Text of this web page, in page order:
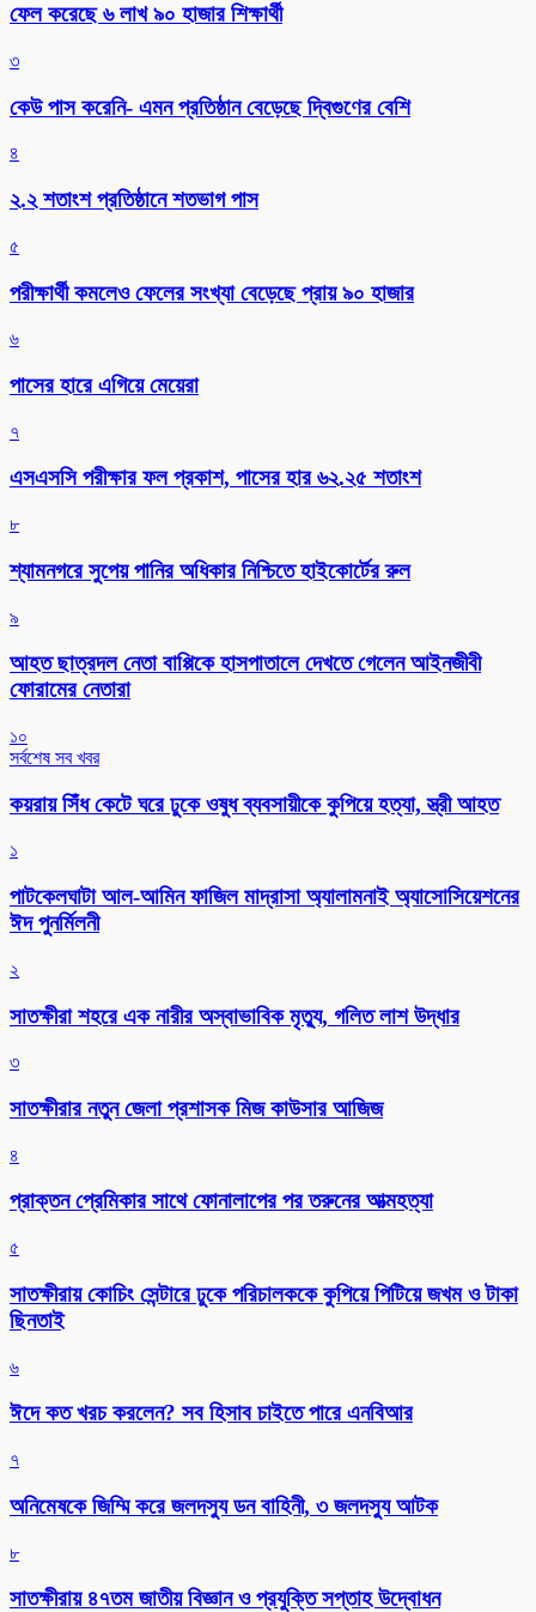
ফেল করেছে ৬ লাখ ৯০ হাজার শিক্ষার্থী
৩
কেউ পাস করেনি- এমন প্রতিষ্ঠান বেড়েছে দ্বিগুণের বেশি
৪
২.২ শতাংশ প্রতিষ্ঠানে শতভাগ পাস
৫
পরীক্ষার্থী কমলেও ফেলের সংখ্যা বেড়েছে প্রায় ৯০ হাজার
৬
পাসের হারে এগিয়ে মেয়েরা
৭
এসএসসি পরীক্ষার ফল প্রকাশ, পাসের হার ৬২.২৫ শতাংশ
৮
শ্যামনগরে সুপেয় পানির অধিকার নিশ্চিতে হাইকোর্টের রুল
৯
আহত ছাত্রদল নেতা বাপ্পিকে হাসপাতালে দেখতে গেলেন আইনজীবী
ফোরামের নেতারা
১০
সর্বশেষ সব খবর
কয়রায় সিঁধ কেটে ঘরে ঢুকে ওষুধ ব্যবসায়ীকে কুপিয়ে হত্যা, স্ত্রী আহত
১
পাটকেলঘাটা আল-আমিন ফাজিল মাদ্রাসা অ্যালামনাই অ্যাসোসিয়েশনের
ঈদ পুনর্মিলনী
২
সাতক্ষীরা শহরে এক নারীর অস্বাভাবিক মৃত্যু, গলিত লাশ উদ্ধার
৩
সাতক্ষীরার নতুন জেলা প্রশাসক মিজ কাউসার আজিজ
৪
প্রাক্তন প্রেমিকার সাথে ফোনালাপের পর তরুনের আত্মহত্যা
৫
সাতক্ষীরায় কোচিং সেন্টারে ঢুকে পরিচালককে কুপিয়ে পিটিয়ে জখম ও টাকা
ছিনতাই
৬
ঈদে কত খরচ করলেন? সব হিসাব চাইতে পারে এনবিআর
৭
অনিমেষকে জিম্মি করে জলদস্যু ডন বাহিনী, ৩ জলদস্যু আটক
৮
সাতক্ষীরায় ৪৭তম জাতীয় বিজ্ঞান ও প্রযুক্তি সপ্তাহ উদ্বোধন